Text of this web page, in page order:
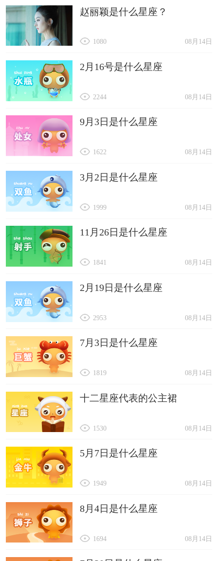
赵丽颖是什么星座？
08月14日
1080
2月16号是什么星座
08月14日
2244
9月3日是什么星座
08月14日
1622
3月2日是什么星座
08月14日
1999
11月26日是什么星座
08月14日
1841
2月19日是什么星座
08月14日
2953
7月3日是什么星座
08月14日
1819
十二星座代表的公主裙
08月14日
1530
5月7日是什么星座
08月14日
1949
8月4日是什么星座
08月14日
1694